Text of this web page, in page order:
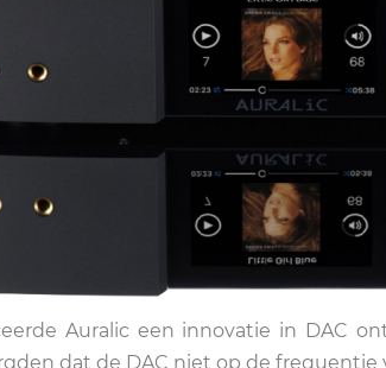
Auralic een innovatie in DAC
dat de DAC niet op de